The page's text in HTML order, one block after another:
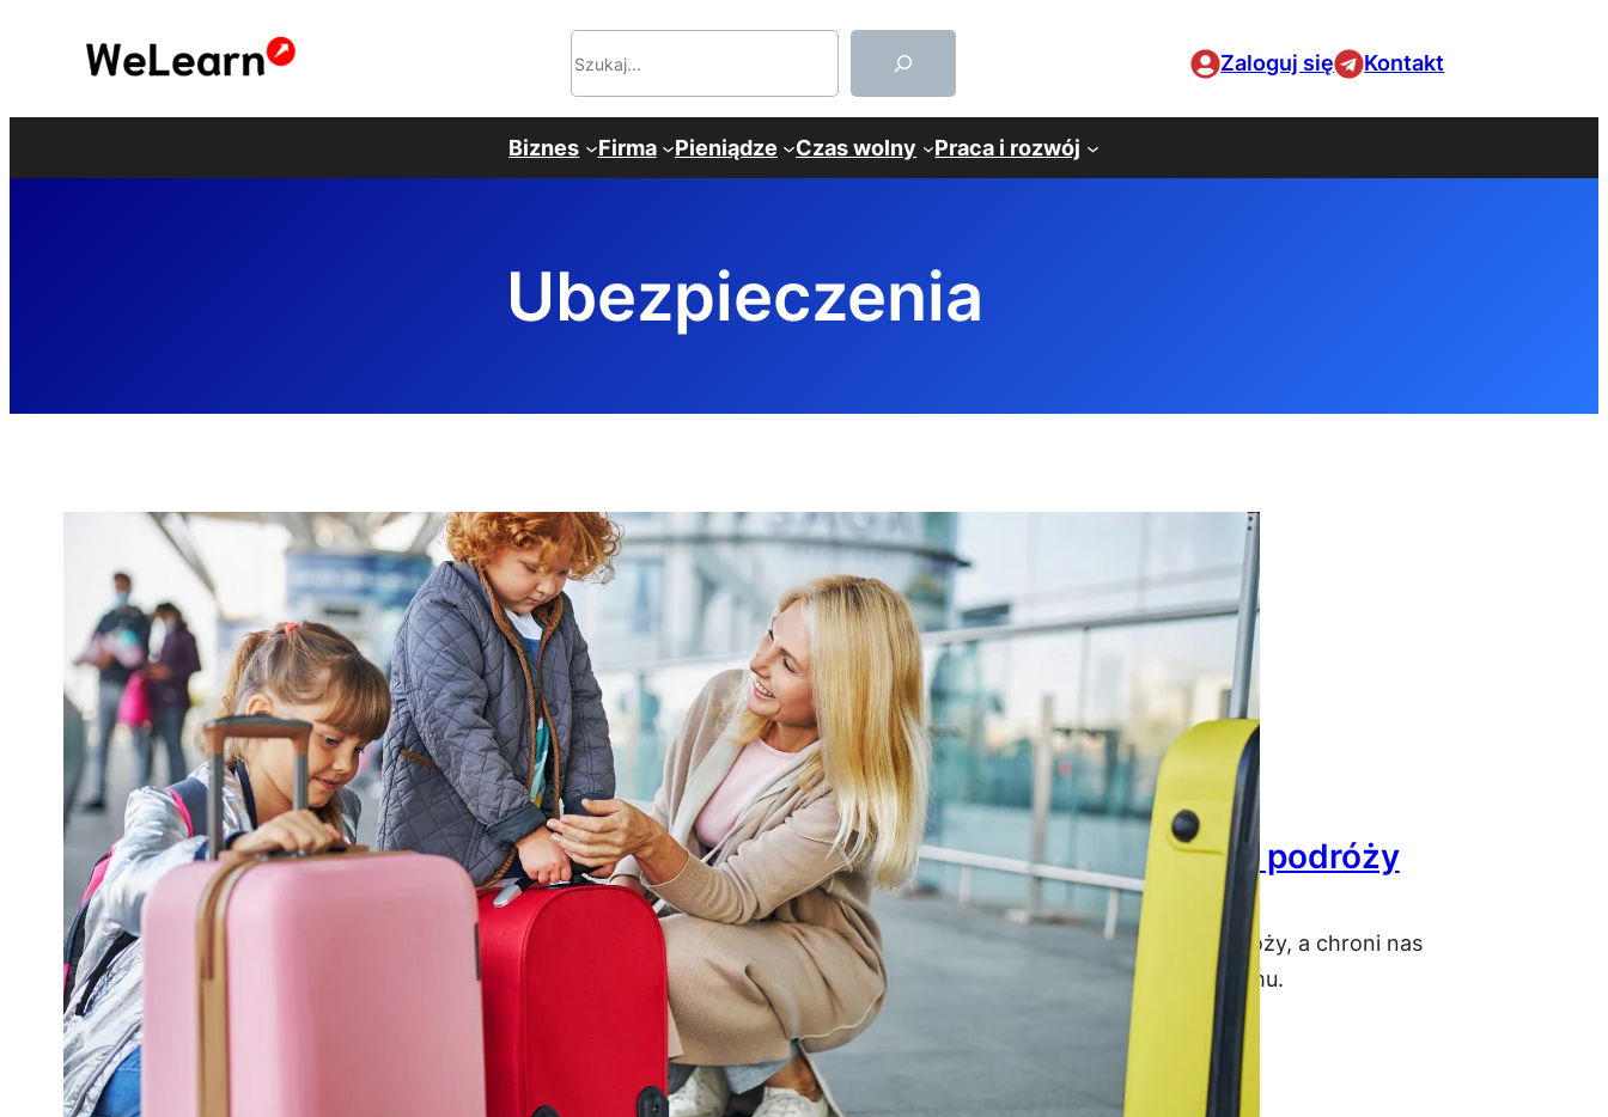
Zaloguj się Kontakt
Biznes Firma Pieniądze Czas wolny Praca i rozwój
Ubezpieczenia
Ubezpieczenie podróżne – niezbędna ochrona w podróży
23 lutego 2026
Ubezpieczenie podróżne to najczęściej niewielka część kosztów naszej podroży, a chroni nas
przed przykrymi konsekwencjami wypadków, które mogą zdarzyć się każdemu.